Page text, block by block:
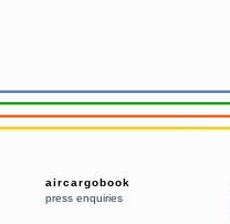
aircargobook
press enquiries